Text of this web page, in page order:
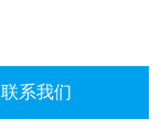
联系我们